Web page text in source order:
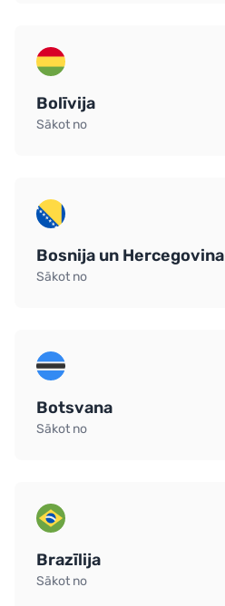
Bolīvija
Sākot no
Bosnija un Hercegovina
Sākot no
Botsvana
Sākot no
Brazīlija
Sākot no